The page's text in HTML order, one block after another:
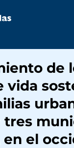
de
vida
tres
en el